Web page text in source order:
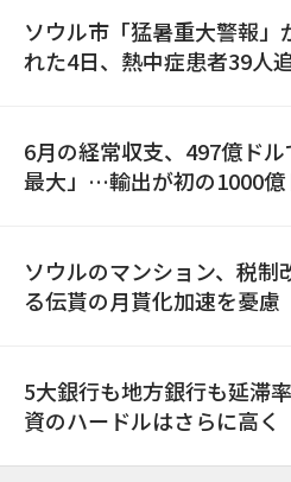
ソウル市「猛暑重大警報」
れた4日、熱中症患者39人
6月の経常収支、497億ド
最大」…輸出が初の1000億
ソウルのマンション、税制
る伝貰の月貰化加速を憂慮
5大銀行も地方銀行も延滞
資のハードルはさらに高く